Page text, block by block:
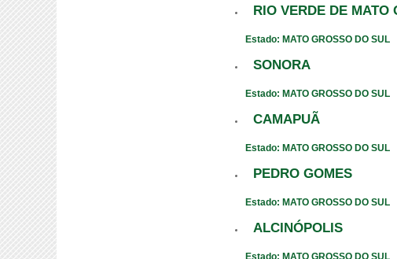
RIO VERDE DE MATO
Estado: MATO GROSSO DO SUL
SONORA
Estado: MATO GROSSO DO SUL
CAMAPUÃ
Estado: MATO GROSSO DO SUL
PEDRO GOMES
Estado: MATO GROSSO DO SUL
ALCINÓPOLIS
Estado: MATO GROSSO DO SUL